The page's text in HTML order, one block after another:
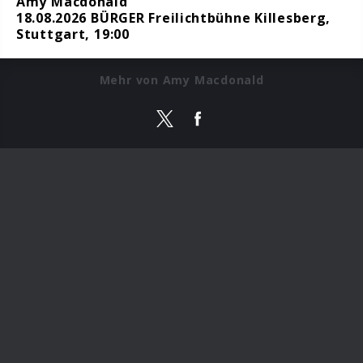
18.08.2026 BÜRGER Freilichtbühne Killesberg,
Stuttgart, 19:00
Mehr von Amy Macdonald